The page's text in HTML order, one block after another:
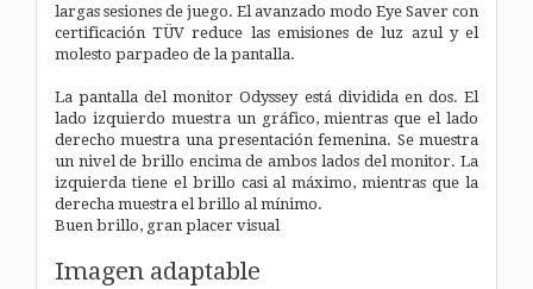
largas sesiones de juego. El avanzado modo Eye Saver con
certificación TÜV reduce las emisiones de luz azul y el
molesto parpadeo de la pantalla.
La pantalla del monitor Odyssey está dividida en dos. El
lado izquierdo muestra un gráfico, mientras que el lado
derecho muestra una presentación femenina. Se muestra
un nivel de brillo encima de ambos lados del monitor. La
izquierda tiene el brillo casi al máximo, mientras que la
derecha muestra el brillo al mínimo.
Buen brillo, gran placer visual
Imagen adaptable